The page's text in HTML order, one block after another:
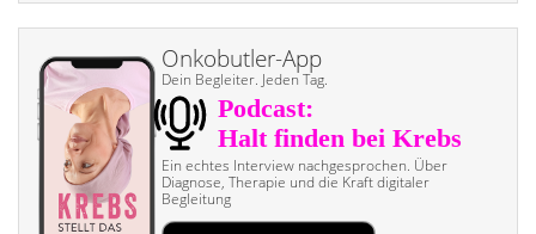
Onkobutler-App
Dein Begleiter. Jeden Tag.
Ein echtes Interview nach­gesprochen. Über
Diagnose, Therapie und die Kraft digitaler
Begleitung